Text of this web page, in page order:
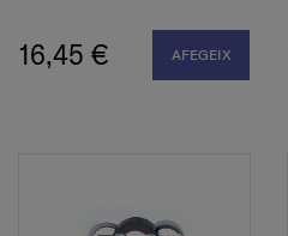
16,45 € AFEGEIX